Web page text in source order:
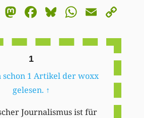
Mastodon
Facebook
BlueskyEmail
1
schon 1 Artikel der woxx
gelesen. ↑
Journalismus ist für